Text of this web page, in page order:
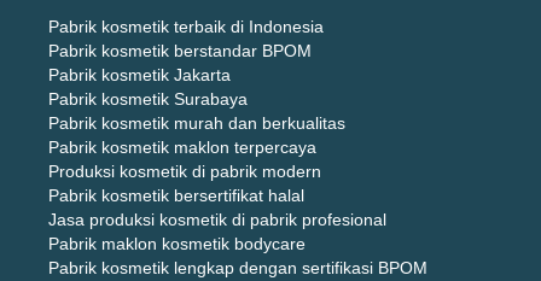
Pabrik kosmetik terbaik di Indonesia
Pabrik kosmetik berstandar BPOM
Pabrik kosmetik Jakarta
Pabrik kosmetik Surabaya
Pabrik kosmetik murah dan berkualitas
Pabrik kosmetik maklon terpercaya
Produksi kosmetik di pabrik modern
Pabrik kosmetik bersertifikat halal
Jasa produksi kosmetik di pabrik profesional
Pabrik maklon kosmetik bodycare
Pabrik kosmetik lengkap dengan sertifikasi BPOM